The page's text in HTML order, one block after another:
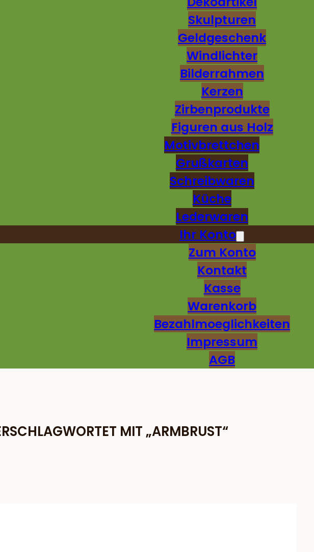
Skulpturen
Geldgeschenk
Windlichter
Bilderrahmen
Kerzen
Zirbenprodukte
Figuren aus Holz
Motivbrettchen
Grußkarten
Schreibwaren
Küche
Lederwaren
Ihr Konto
Zum Konto
Kontakt
Kasse
Warenkorb
Bezahlmoeglichkeiten
Impressum
AGB
MIT „ARMBRUST“